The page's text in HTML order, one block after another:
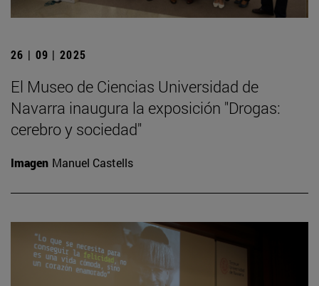
26 | 09 | 2025
El Museo de Ciencias Universidad de
Navarra inaugura la exposición "Drogas:
cerebro y sociedad"
Imagen Manuel Castells